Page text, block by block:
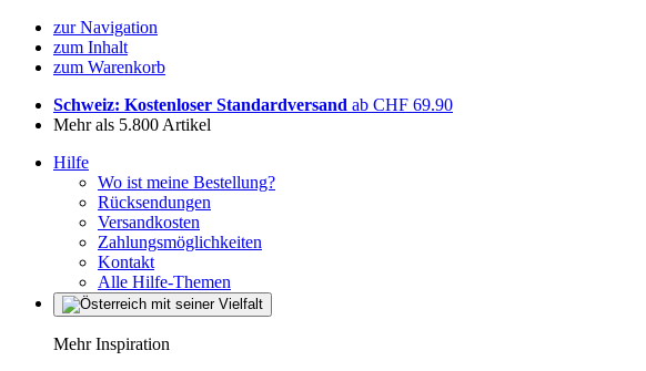
zur Navigation
zum Inhalt
zum Warenkorb
Schweiz: Kostenloser Standardversand ab CHF 69.90
Mehr als 5.800 Artikel
Hilfe
Wo ist meine Bestellung?
Rücksendungen
Versandkosten
Zahlungsmöglichkeiten
Kontakt
Alle Hilfe-Themen
Mehr Inspiration